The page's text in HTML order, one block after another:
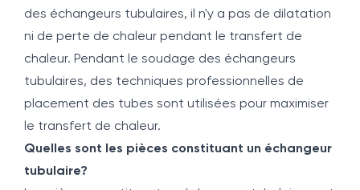
des échangeurs tubulaires, il n'y a pas de dilatation
ni de perte de chaleur pendant le transfert de
chaleur. Pendant le soudage des échangeurs
tubulaires, des techniques professionnelles de
placement des tubes sont utilisées pour maximiser
le transfert de chaleur.
Quelles sont les pièces constituant un échangeur
tubulaire?